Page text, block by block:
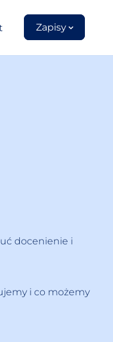
Zapisy
docenienie i
i co możemy